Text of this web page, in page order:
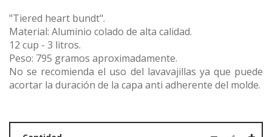
"Tiered heart bundt".
Material: Aluminio colado de alta calidad.
12 cup - 3 litros.
Peso: 795 gramos aproximadamente.
No se recomienda el uso del lavavajillas ya que puede
acortar la duración de la capa anti adherente del molde.